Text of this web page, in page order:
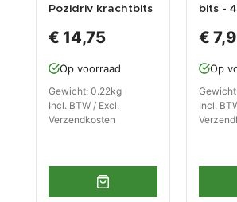
Pozidriv krachtbits
gereedschapsstaal
bitset - Pozidriv
€ 14,75
Op voorraad
Gewicht: 0.22kg
Incl. BTW / Excl.
Verzendkosten
bits -
bitset
€
Op
Incl.